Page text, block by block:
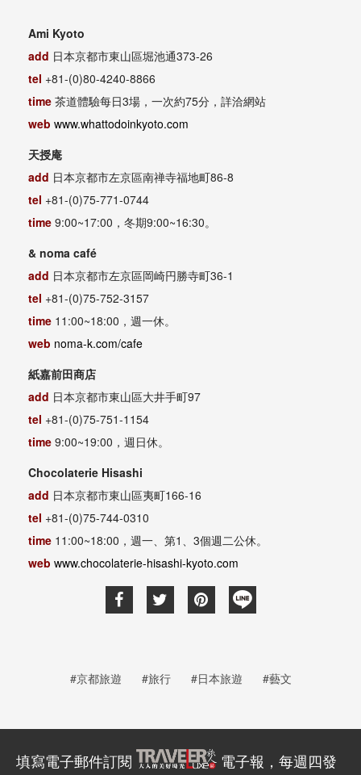
Ami Kyoto
add 日本京都市東山區堀池通373-26
tel +81-(0)80-4240-8866
time 茶道體驗每日3場，一次約75分，詳洽網站
web www.whattodoinkyoto.com
天授庵
add 日本京都市左京區南禅寺福地町86-8
tel +81-(0)75-771-0744
time 9:00~17:00 ，冬期9:00~16:30。
& noma café
add 日本京都市左京區岡崎円勝寺町36-1
tel +81-(0)75-752-3157
time 11:00~18:00 ，週一休。
web noma-k.com/cafe
紙嘉前田商店
add 日本京都市東山區大井手町97
tel +81-(0)75-751-1154
time 9:00~19:00 ，週日休。
Chocolaterie Hisashi
add 日本京都市東山區夷町166-16
tel +81-(0)75-744-0310
time 11:00~18:00 ，週一、第1 、 3個週二公休。
web www.chocolaterie-hisashi-kyoto.com
#京都旅遊 #旅行 #日本旅遊 #藝文
填寫電子郵件訂閱
電子報，每週四發